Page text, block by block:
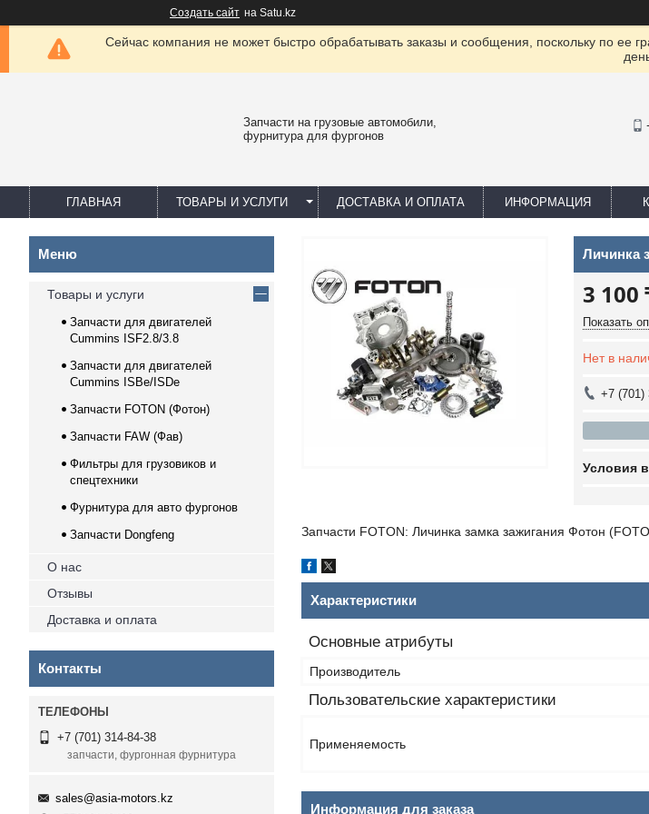
Создать сайт на Satu.kz
Сейчас компания не может быстро обрабатывать заказы и сообщения, поскольку по ее
Запчасти на грузовые автомобили,
фурнитура для фургонов
ГЛАВНАЯ ТОВАРЫ И УСЛУГИ ДОСТАВКА И ОПЛАТА ИНФОРМАЦИЯ
Личинка
3
Показать
Нет в
+7 (701)
Запчасти FOTON: Личинка замка зажигания Фотон
Характеристики
Основные атрибуты
Производитель
Пользовательские характеристики
Применяемость
Информация для заказа
Товары и услуги
Запчасти для двигателей
Cummins ISF2.8/3.8
Запчасти для двигателей
Cummins ISBe/ISDe
Запчасти FOTON (Фотон)
Запчасти FAW (Фав)
Фильтры для грузовиков и
спецтехники
Фурнитура для авто фургонов
Запчасти Dongfeng
О нас
Отзывы
Доставка и оплата
Контакты
+7 (701) 314-84-38
запчасти, фургонная фурнитура
sales@asia-motors.kz